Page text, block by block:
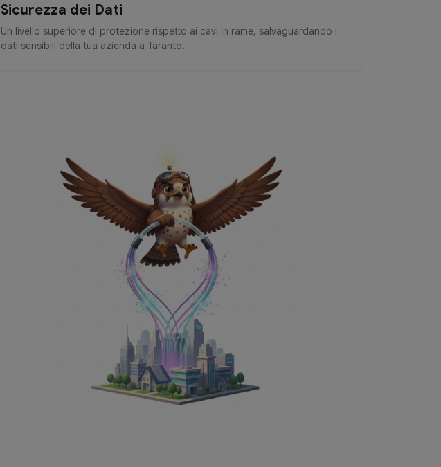
Sicurezza dei Dati
Un livello superiore di protezione rispetto ai cavi in rame, salvaguardando i
dati sensibili della tua azienda a Taranto.